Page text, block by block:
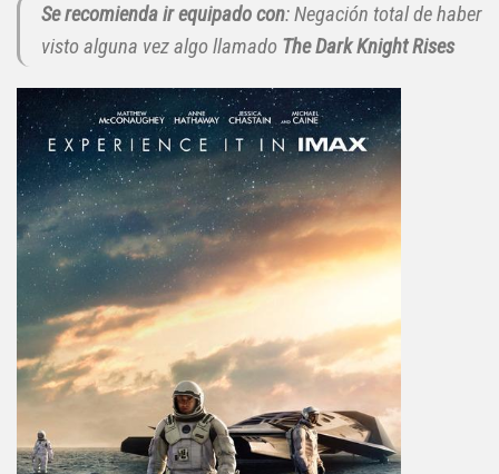
Se recomienda ir equipado con: Negación total de haber
visto alguna vez algo llamado The Dark Knight Rises